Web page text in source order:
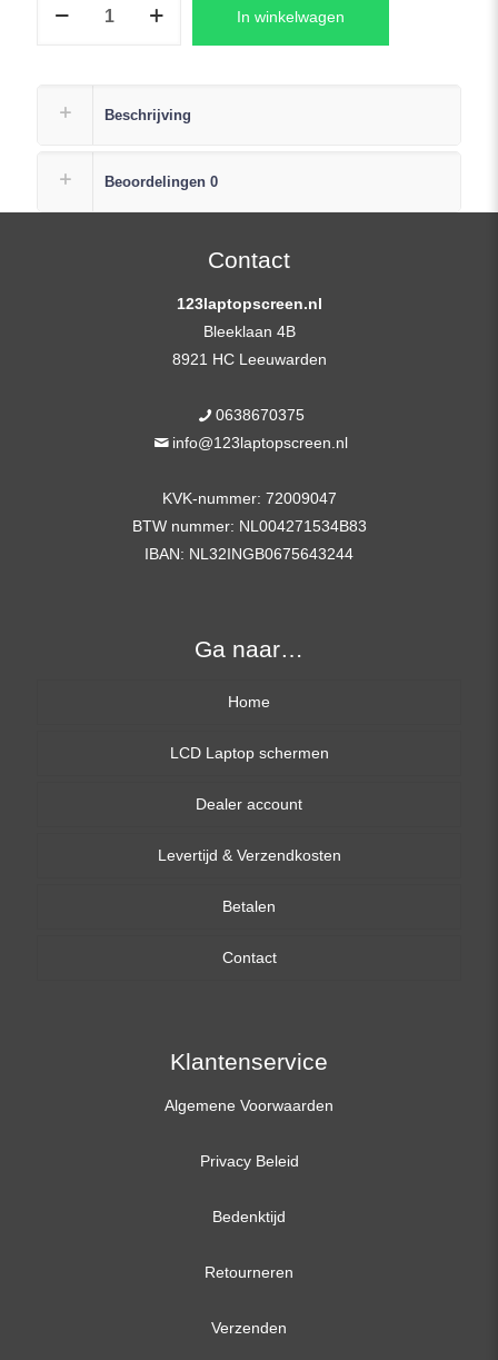
Replacement
Scherm
In winkelwagen
Beschrijving
Beoordelingen 0
Contact
123laptopscreen.nl
Bleeklaan 4B
8921 HC Leeuwarden
0638670375
info@123laptopscreen.nl
KVK-nummer: 72009047
BTW nummer: NL004271534B83
IBAN: NL32INGB0675643244
Ga naar…
Home
LCD Laptop schermen
13,3 inch
14,0 inch
15,6 inch
17,3 inch
Dealer account
Levertijd & Verzendkosten
Betalen
Contact
Klantenservice
Algemene Voorwaarden
Privacy Beleid
Bedenktijd
Retourneren
Verzenden